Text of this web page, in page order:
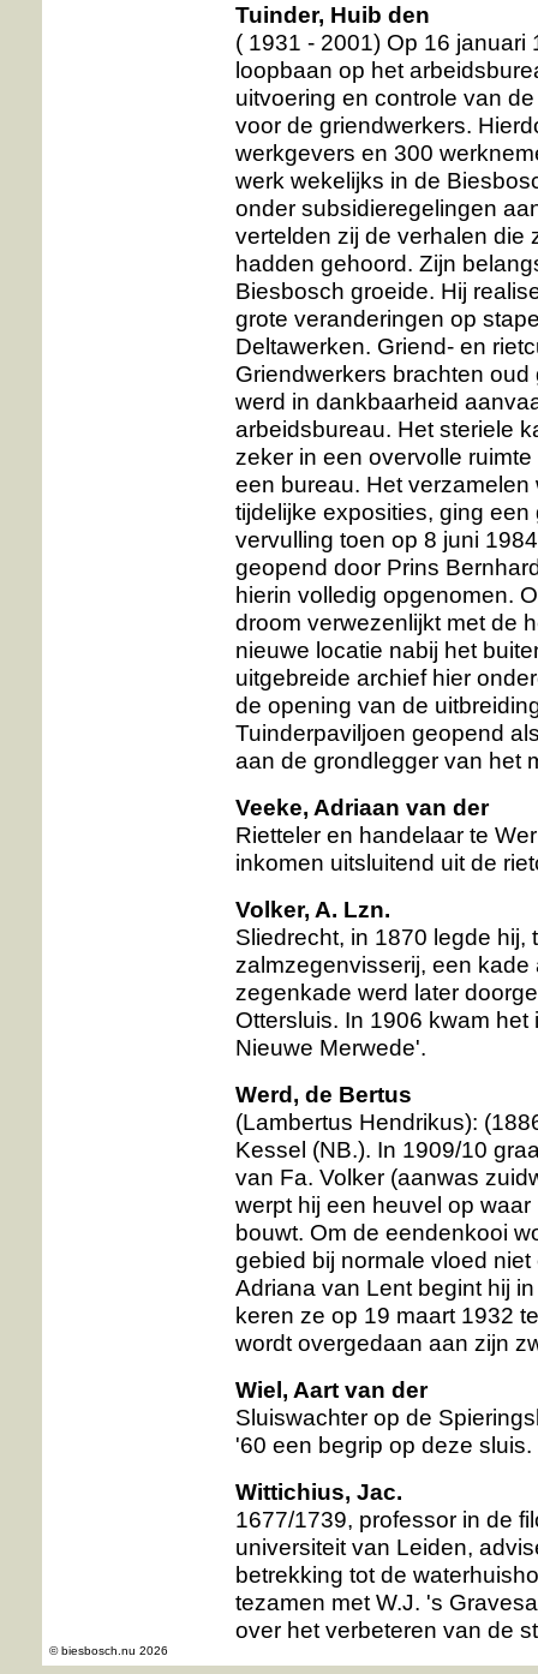
Tuinder, Huib den
( 1931 - 2001) Op 16
loopbaan op het
uitvoering en controle van
voor de griendwerkers.
werkgevers en 300
werk wekelijks in de
onder subsidieregelingen
vertelden zij de verhalen die
hadden gehoord. Zijn
Biesbosch groeide. Hij
grote veranderingen op
Deltawerken. Griend- en
Griendwerkers brachten
werd in dankbaarheid
arbeidsbureau. Het steriele
zeker in een overvolle
een bureau. Het
tijdelijke exposities, ging
vervulling toen op 8 juni
geopend door Prins
hierin volledig opgenomen.
droom verwezenlijkt met de
nieuwe locatie nabij het
uitgebreide archief hier
de opening van de
Tuinderpaviljoen geopend
aan de grondlegger van het
Veeke, Adriaan van der
Rietteler en handelaar te
inkomen uitsluitend uit de
Volker, A. Lzn.
Sliedrecht, in 1870 legde hij,
zalmzegenvisserij, een
zegenkade werd later
Ottersluis. In 1906 kwam
Nieuwe Merwede'.
Werd, de Bertus
(Lambertus Hendrikus):
Kessel (NB.). In 1909/10
van Fa. Volker (aanwas
werpt hij een heuvel op
bouwt. Om de eendenkooi
gebied bij normale vloed
Adriana van Lent begint hij
keren ze op 19 maart 1932
wordt overgedaan aan zijn
Wiel, Aart van der
Sluiswachter op de
'60 een begrip op deze sluis.
Wittichius, Jac.
1677/1739, professor in de
universiteit van Leiden,
betrekking tot de
tezamen met W.J. 's
over het verbeteren van de
© biesbosch.nu 2026